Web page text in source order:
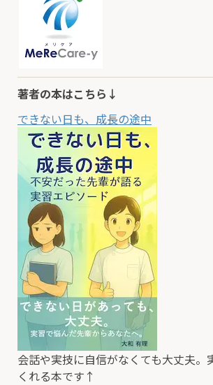
著者の本はこちら↓
できない日も、成長の途中
会話や実技に自信がなくても大丈夫。
くれる本です↑